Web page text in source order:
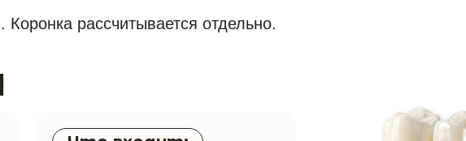
рассчитывается отдельно.